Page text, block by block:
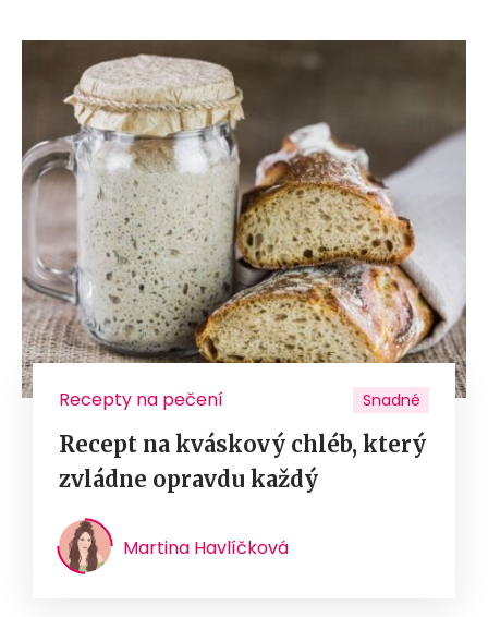
Recepty na pečení Snadné
Recept na kváskový chléb, který
zvládne opravdu každý
Martina Havlíčková